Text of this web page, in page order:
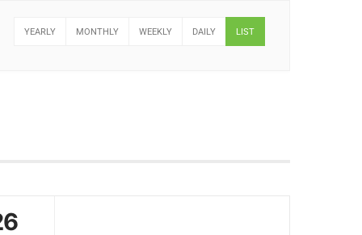
YEARLY MONTHLY WEEKLY DAILY LIST